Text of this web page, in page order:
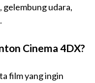
gelembung udara,
Cinema 4DX?
film yang ingin